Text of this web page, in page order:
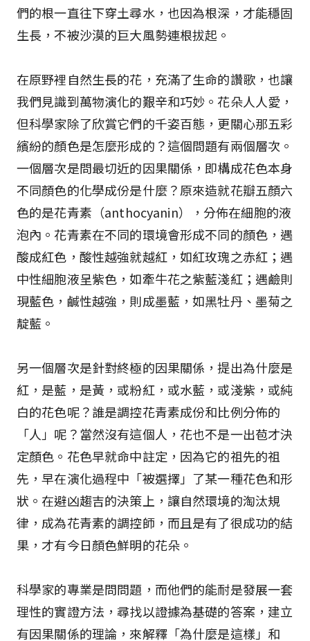
們的根一直往下穿土尋水，也因為根深，才能穩固
生長，不被沙漠的巨大風勢連根拔起。
在原野裡自然生長的花，充滿了生命的讚歌，也讓
我們見識到萬物演化的艱辛和巧妙。花朵人人愛，
但科學家除了欣賞它們的千姿百態，更關心那五彩
繽紛的顏色是怎麼形成的？這個問題有兩個層次。
一個層次是問最切近的因果關係，即構成花色本身
不同顏色的化學成份是什麼？原來造就花瓣五顏六
色的是花青素（anthocyanin），分佈在細胞的液
泡內。花青素在不同的環境會形成不同的顏色，遇
酸成紅色，酸性越強就越紅，如紅玫瑰之赤紅；遇
中性細胞液呈紫色，如牽牛花之紫藍淺紅；遇鹼則
現藍色，鹹性越強，則成墨藍，如黑牡丹、墨菊之
靛藍。
另一個層次是針對終極的因果關係，提出為什麼是
紅，是藍，是黃，或粉紅，或水藍，或淺紫，或純
白的花色呢？誰是調控花青素成份和比例分佈的
「人」呢？當然沒有這個人，花也不是一出苞才決
定顏色。花色早就命中註定，因為它的祖先的祖
先，早在演化過程中「被選擇」了某一種花色和形
狀。在避凶趨吉的決策上，讓自然環境的淘汰規
律，成為花青素的調控師，而且是有了很成功的結
果，才有今日顏色鮮明的花朵。
科學家的專業是問問題，而他們的能耐是發展一套
理性的實證方法，尋找以證據為基礎的答案，建立
有因果關係的理論，來解釋「為什麼是這樣」和